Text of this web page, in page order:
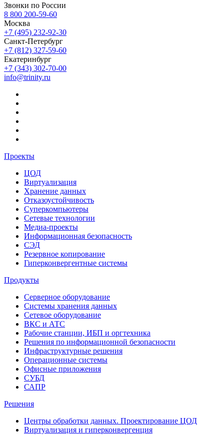
Звонки по России
8 800 200-59-60
Москва
+7 (495) 232-92-30
Санкт-Петербург
+7 (812) 327-59-60
Екатеринбург
+7 (343) 302-70-00
info@trinity.ru
Проекты
ЦОД
Виртуализация
Хранение данных
Отказоустойчивость
Суперкомпьютеры
Сетевые технологии
Медиа-проекты
Информационная безопасность
СЭД
Резервное копирование
Гиперконвергентные системы
Продукты
Серверное оборудование
Системы хранения данных
Сетевое оборудование
ВКС и АТС
Рабочие станции, ИБП и оргтехника
Решения по информационной безопасности
Инфраструктурные решения
Операционные системы
Офисные приложения
СУБД
САПР
Решения
Центры обработки данных. Проектирование ЦОД
Виртуализация и гиперконвергенция